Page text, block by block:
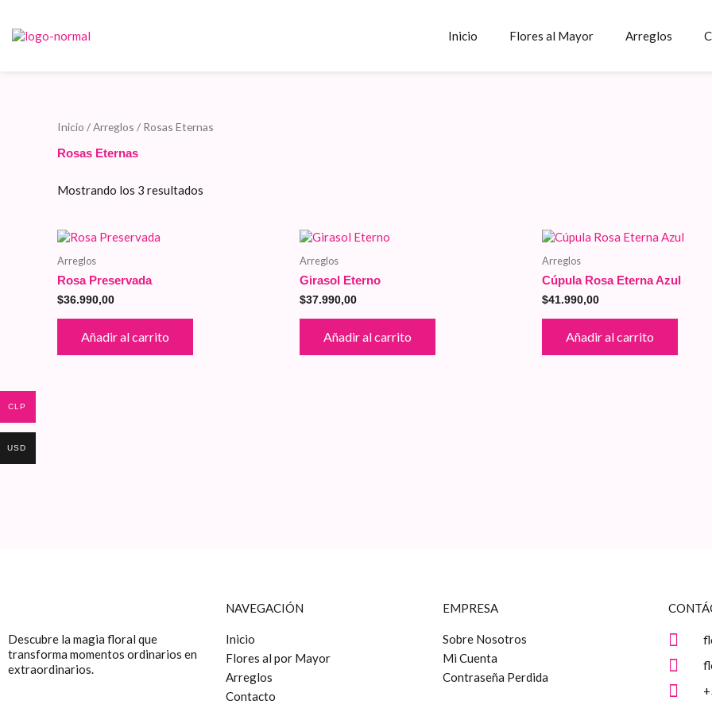
contenido
Inicio Flores al Mayor Arreglos
Inicio /Arreglos / Rosas Eternas
Rosas Eternas
Mostrando los 3 resultados
Arreglos
Rosa Preservada
$36.990,00
Añadir al carrito
Arreglos
Girasol Eterno
$37.990,00
Añadir al carrito
Arreglos
Cúpula Rosa Eterna Azul
$41.990,00
Añadir al carrito
Descubre la magia floral que
transforma momentos ordinarios en
extraordinarios.
NAVEGACIÓN
Inicio
Flores al por Mayor
Arreglos
Contacto
EMPRESA
Sobre Nosotros
Mi Cuenta
Contraseña Perdida
CLP
USD